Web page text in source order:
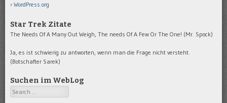
WordPress.org
Star Trek Zitate
The Needs Of A Many Out Weigh, The needs Of A Few Or The One! (Mr. Spock)
Ja, es ist schwierig zu antworten, wenn man die Frage nicht versteht.
(Botschafter Sarek)
Suchen im WebLog
Search